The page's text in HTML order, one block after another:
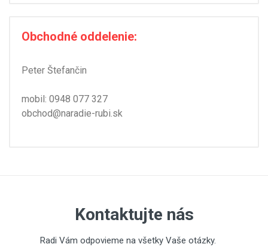
Obchodné oddelenie:
Peter Štefančin
mobil: 0948 077 327
obchod@naradie-rubi.sk
Kontaktujte nás
Radi Vám odpovieme na všetky Vaše otázky.